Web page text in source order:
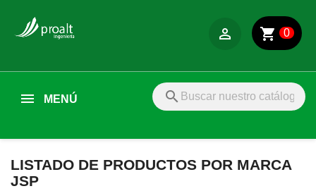
shopping_cart 0

search
MENÚ
LISTADO DE PRODUCTOS POR MARCA
JSP